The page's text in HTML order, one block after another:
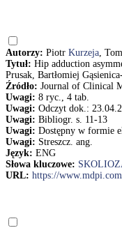
Autorzy: Piotr Kurzeja,
Tytuł: Hip adduction
Prusak, Bartłomiej
Źródło: Journal of Clinical
Uwagi: 8 ryc., 4 tab.
Uwagi: Odczyt dok.:
Uwagi: Bibliogr. s. 11-13
Uwagi: Dostępny w formie
Uwagi: Streszcz. ang.
Język: ENG
Słowa kluczowe:
URL: https://